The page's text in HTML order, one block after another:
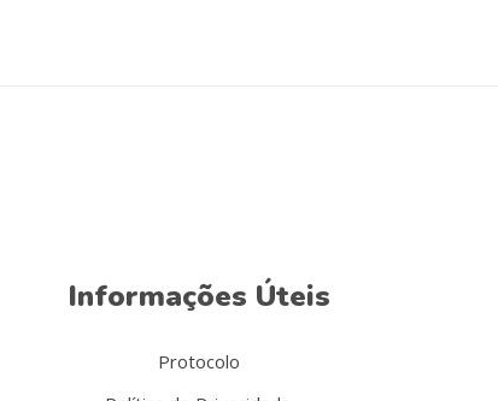
Informações Úteis
Protocolo